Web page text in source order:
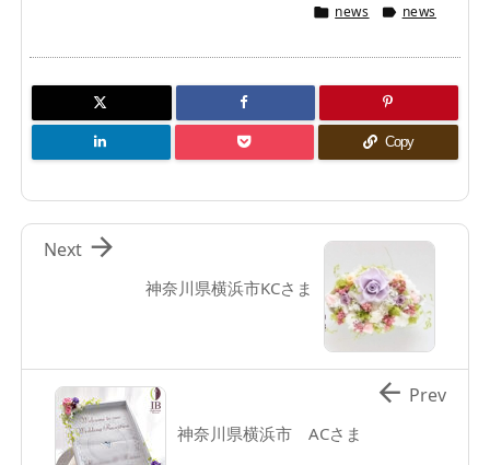
 news  news
Copy
神奈川県横浜市KCさま

Next
神奈川県横浜市 ACさま
 Prev